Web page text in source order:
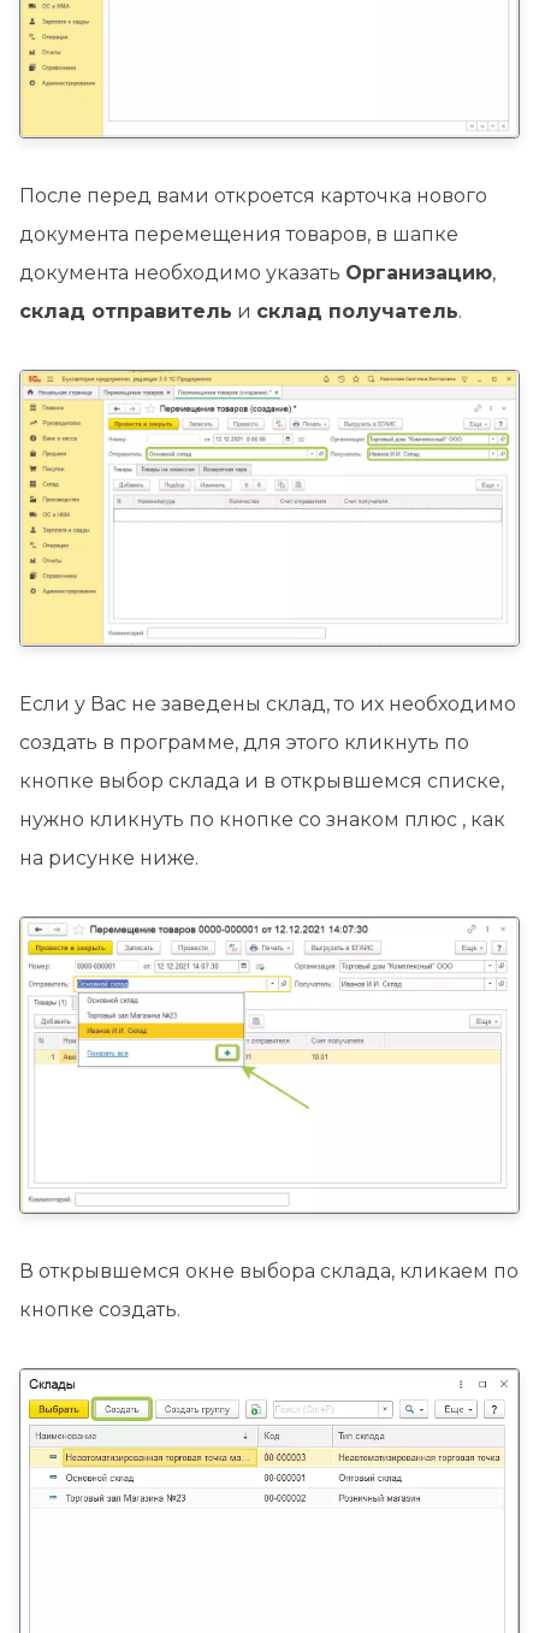
После перед вами откроется карточка нового
документа перемещения товаров, в шапке
документа необходимо указать Организацию,
склад отправитель и склад получатель.
Если у Вас не заведены склад, то их необходимо
создать в программе, для этого кликнуть по
кнопке выбор склада и в открывшемся списке,
нужно кликнуть по кнопке со знаком плюс , как
на рисунке ниже.
В открывшемся окне выбора склада, кликаем по
кнопке создать.